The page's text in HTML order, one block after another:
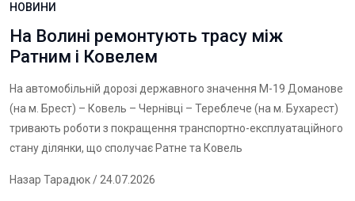
НОВИНИ
На Волині ремонтують трасу між
Ратним і Ковелем
На автомобільній дорозі державного значення М-19 Доманове
(на м. Брест) – Ковель – Чернівці – Тереблече (на м. Бухарест)
тривають роботи з покращення транспортно-експлуатаційного
стану ділянки, що сполучає Ратне та Ковель
Назар Тарадюк/ 24.07.2026